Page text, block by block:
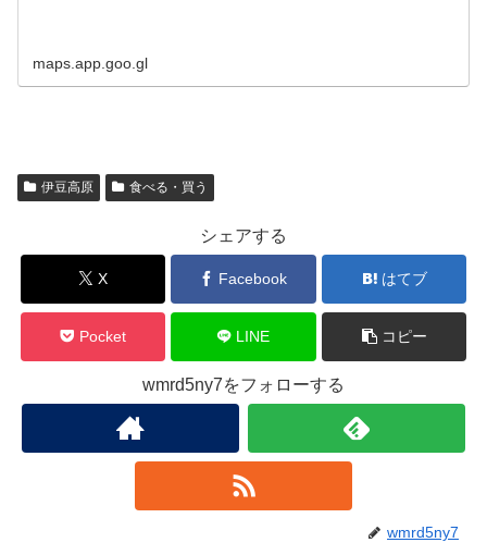
maps.app.goo.gl
伊豆高原 食べる・買う
シェアする
X Facebook はてブ
Pocket LINE コピー
wmrd5ny7をフォローする
wmrd5ny7